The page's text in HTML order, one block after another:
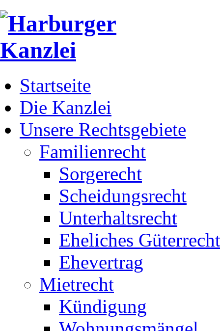
Startseite
Die Kanzlei
Unsere Rechtsgebiete
Familienrecht
Sorgerecht
Scheidungsrecht
Unterhaltsrecht
Eheliches Güterrecht
Ehevertrag
Mietrecht
Kündigung